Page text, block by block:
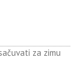
za zimu